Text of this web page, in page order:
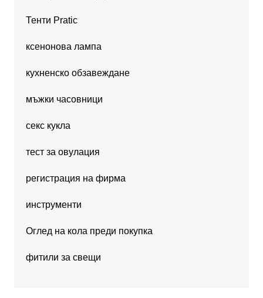
Тенти Pratic
ксенонова лампа
кухненско обзавеждане
мъжки часовници
секс кукла
тест за овулация
регистрация на фирма
инструменти
Оглед на кола преди покупка
фитили за свещи